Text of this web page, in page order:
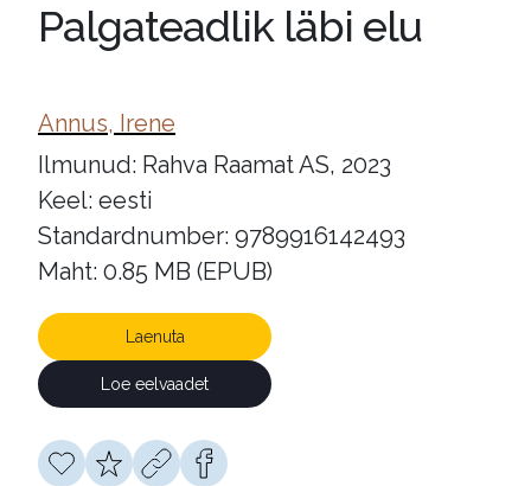
Palgateadlik läbi elu
Annus, Irene
Ilmunud: Rahva Raamat AS, 2023
Keel: eesti
Standardnumber: 9789916142493
Maht: 0.85 MB (EPUB)
Laenuta
Loe eelvaadet